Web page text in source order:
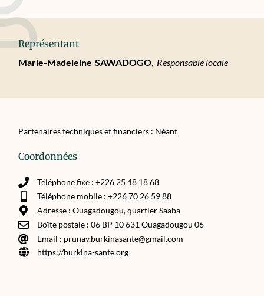
Représentant
Marie-Madeleine SAWADOGO, Responsable locale
Partenaires techniques et financiers : Néant
Coordonnées
Téléphone fixe : +226 25 48 18 68
Téléphone mobile : +226 70 26 59 88
Adresse : Ouagadougou, quartier Saaba
Boîte postale : 06 BP 10 631 Ouagadougou 06
Email : prunay.burkinasante@gmail.com
https://burkina-sante.org